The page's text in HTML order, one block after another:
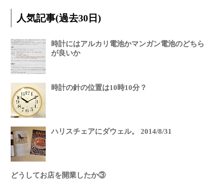
人気記事(過去30日)
時計にはアルカリ電池かマンガン電池のどちら
が良いか
時計の針の位置は10時10分？
ハリスチェアにダウェル。 2014/8/31
どうしてお店を開業したか③